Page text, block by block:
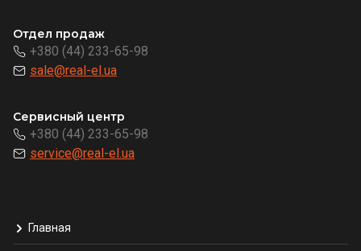
Отдел продаж
+380 (44) 233-65-98
sale@real-el.ua
Сервисный центр
+380 (44) 233-65-98
service@real-el.ua
Главная